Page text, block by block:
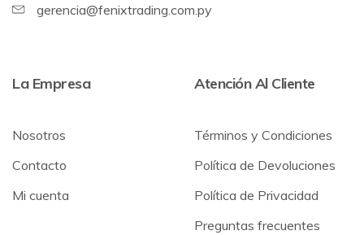
gerencia@fenixtrading.com.py
La Empresa
Nosotros
Contacto
Mi cuenta
Atención Al Cliente
Términos y Condiciones
Política de Devoluciones
Política de Privacidad
Preguntas frecuentes